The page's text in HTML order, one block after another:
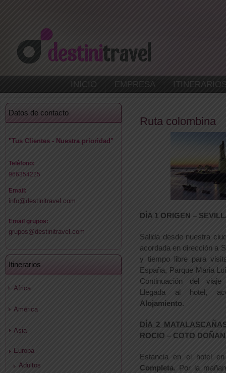
INICIO EMPRESA
Datos de contacto
"Tus Clientes - Nuestra prioridad"
Teléfono:
966354225
Email:
info@destinitravel.com
Email grupos:
grupos@destinitravel.com
Itinerarios
Africa
América
Asia
Europa
Adultos
Ruta colombina
DÍA 1 ORIGEN –
Salida desde nuestra
acordada en dirección a
y tiempo libre para
España, Parque Maria
Continuación del viaje
Llegada al hotel,
Alojamiento.
DÍA 2
ROCIO – COTO
Estancia en el hotel
Completa. Por la